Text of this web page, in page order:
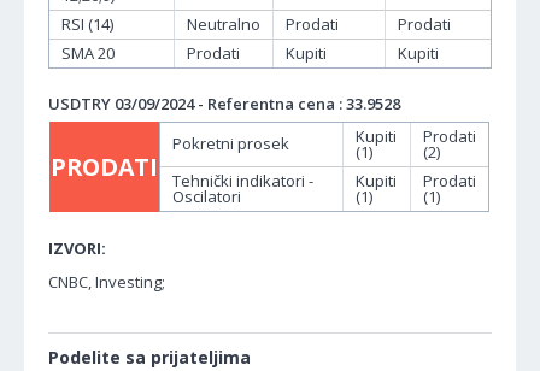
RSI (14)
Neutralno Prodati
Prodati
SMA 20
Prodati Kupiti Kupiti
USDTRY 03/09/2024 - Referentna cena : 33.9528
PRODATI
Pokretni prosek Kupiti
(1)
Prodati
(2)
Tehnički indikatori -
Oscilatori
Kupiti
(1)
Prodati
(1)
IZVORI:
CNBC, Investing;
Podelite sa prijateljima